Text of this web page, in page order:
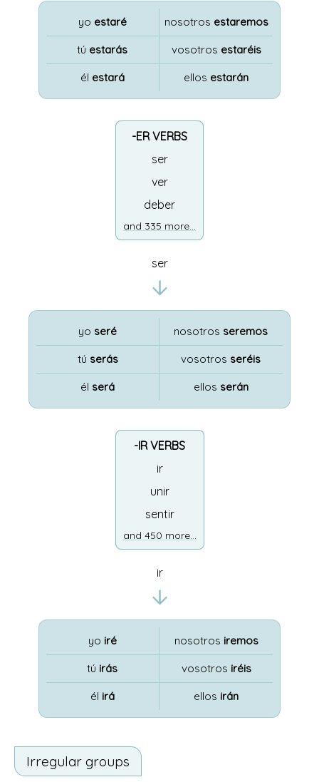
yo estaré
tú estarás
él estará
nosotros estaremos
vosotros estaréis
ellos estarán
-ER VERBS
ser
ver
deber
and 335 more...
ser
yo seré
tú serás
él será
nosotros seremos
vosotros seréis
ellos serán
-IR VERBS
ir
unir
sentir
and 450 more...
ir
yo iré
tú irás
él irá
nosotros iremos
vosotros iréis
ellos irán
Irregular groups